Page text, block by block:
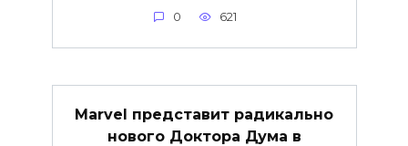
0 621
Marvel представит радикально
нового Доктора Дума в